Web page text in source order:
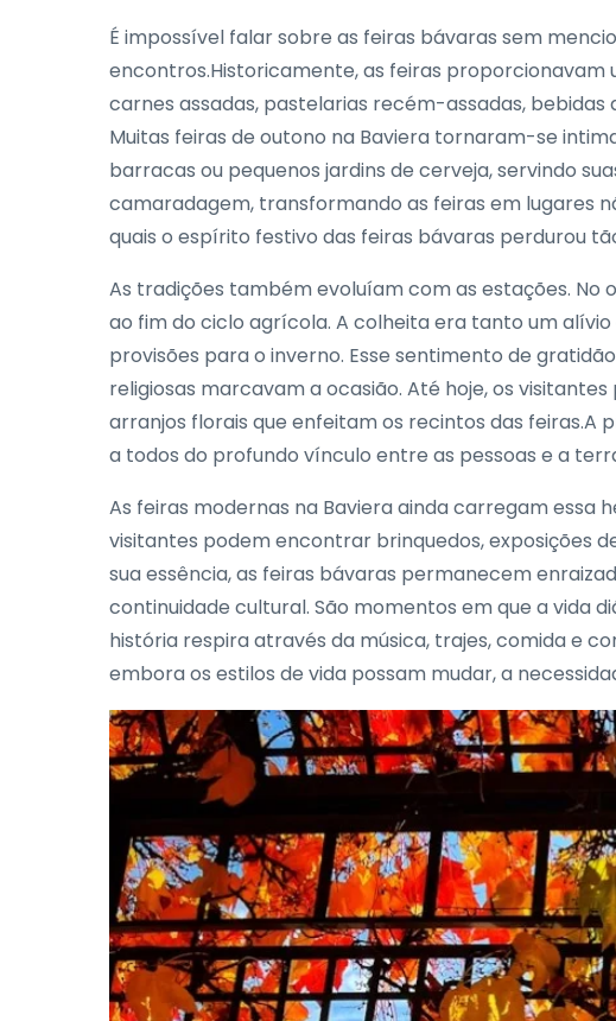
É impossível falar sobre as feiras bávaras sem
encontros.Historicamente, as feiras proporcionavam
carnes assadas, pastelarias recém-assadas,
Muitas feiras de outono na Baviera tornaram-se
barracas ou pequenos jardins de cerveja, servindo
camaradagem, transformando as feiras em lugares
quais o espírito festivo das feiras bávaras perdurou
As tradições também evoluíam com as estações.
ao fim do ciclo agrícola. A colheita era tanto um
provisões para o inverno. Esse sentimento de
religiosas marcavam a ocasião. Até hoje, os
arranjos florais que enfeitam os recintos das feiras.A
a todos do profundo vínculo entre as pessoas e a
As feiras modernas na Baviera ainda carregam essa
visitantes podem encontrar brinquedos, exposições
sua essência, as feiras bávaras permanecem
continuidade cultural. São momentos em que a vida
história respira através da música, trajes, comida e
embora os estilos de vida possam mudar, a